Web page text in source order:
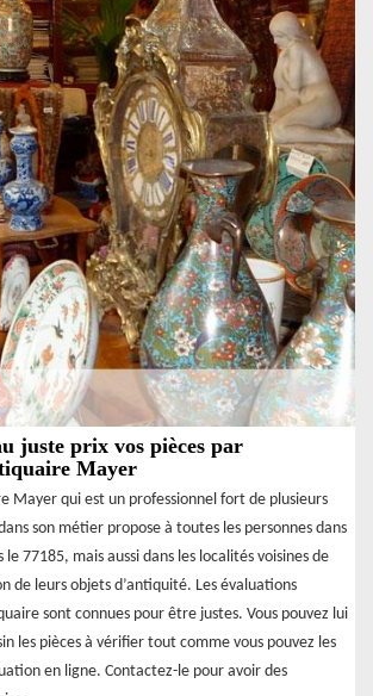
juste prix vos pièces par
Mayer
Mayer qui est un professionnel fort de plusieurs
son métier propose à toutes les personnes dans
le 77185, mais aussi dans les localités voisines de
de leurs objets d’antiquité. Les évaluations
sont connues pour être justes. Vous pouvez lui
les pièces à vérifier tout comme vous pouvez les
en ligne. Contactez-le pour avoir des